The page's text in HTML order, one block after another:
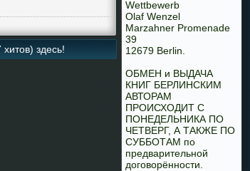
здесь!
Wettbewerb
Olaf Wenzel
Marzahner Promenade
39
12679 Berlin.
ОБМЕН и ВЫДАЧА
КНИГ БЕРЛИНСКИМ
АВТОРАМ
ПРОИСХОДИТ С
ПОНЕДЕЛЬНИКА ПО
ЧЕТВЕРГ, А ТАКЖЕ ПО
СУББОТАМ по
предварительной
договорённости.